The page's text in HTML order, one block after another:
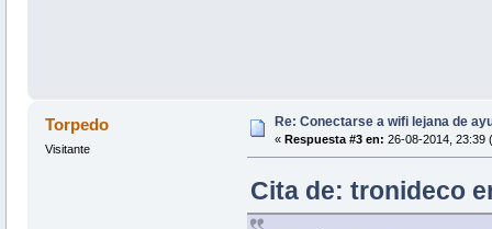
Torpedo
Visitante
Re: Conectarse a wifi lejana de
« Respuesta #3 en: 26-08-2014, 23:39
Cita de: tronideco